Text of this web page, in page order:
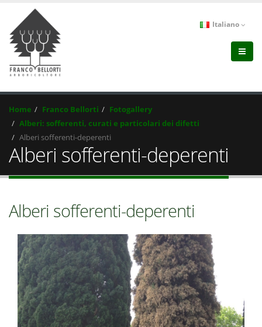
Italiano
Home Franco Bellorti
Fotogallery
Alberi: sofferenti, curati e particolari dei difetti
Alberi sofferenti-deperenti
Alberi sofferenti-deperenti
Alberi sofferenti-deperenti